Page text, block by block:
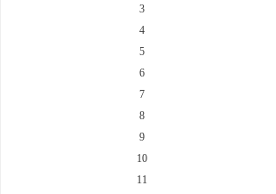
3
4
5
6
7
8
9
10
11